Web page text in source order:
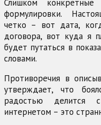
Слишком конкретные
формулировки.
четко – вот дата,
договора, вот куда я
будет путаться в
словами.
Противоречия в
утверждает, что
радостью делится
интернетом – это